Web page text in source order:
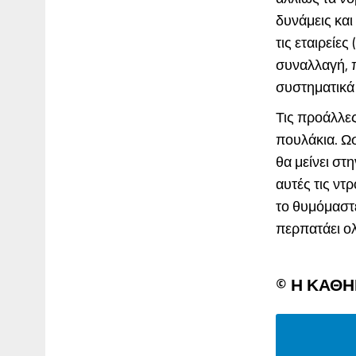
δυνάμεις
τις
συναλλαγή,
συστηματικά
Τις
πουλάκια.
θα μείνει
αυτές τις
το
περπατάει
© Η